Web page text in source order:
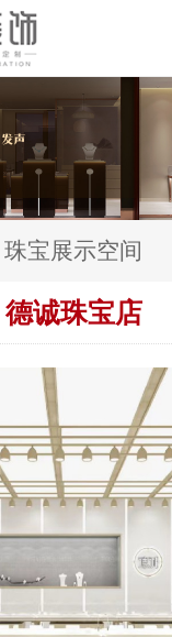
珠宝展示空间
德诚珠宝店